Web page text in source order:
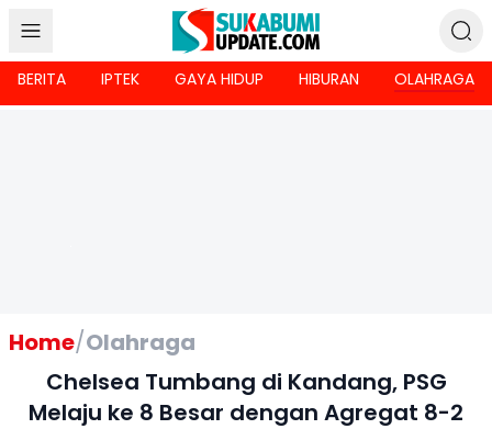
BERITA IPTEK GAYA HIDUP HIBURAN OLAHRAGA
Home/Olahraga
Chelsea Tumbang di Kandang, PSG
Melaju ke 8 Besar dengan Agregat 8-2